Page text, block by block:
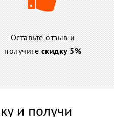
Оставьте отзыв и
получитескидку 5%
и получи